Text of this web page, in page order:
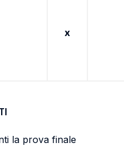
x
la prova finale